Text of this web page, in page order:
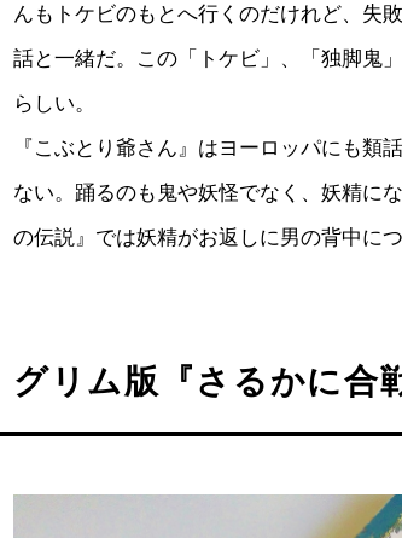
んもトケビのもとへ行くのだけれど、失
話と一緒だ。この「トケビ」、「独脚鬼
らしい。
『こぶとり爺さん』はヨーロッパにも類
ない。踊るのも鬼や妖怪でなく、妖精に
の伝説』では妖精がお返しに男の背中に
グリム版『さるかに合